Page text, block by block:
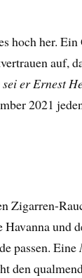
hoch her.
auf,
er Ernest
2021
Zigarren-
und
passen. Eine
den